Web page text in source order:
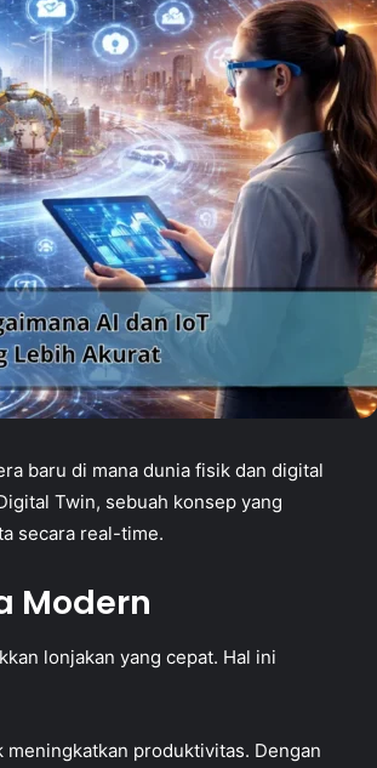
baru di mana dunia fisik dan digital
Twin, sebuah konsep yang
secara real-time.
Modern
lonjakan yang cepat. Hal ini
produktivitas. Dengan